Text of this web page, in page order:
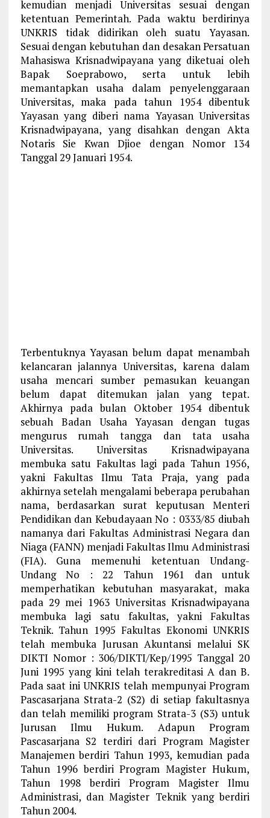
kemudian menjadi Universitas sesuai dengan
ketentuan Pemerintah. Pada waktu berdirinya
UNKRIS tidak didirikan oleh suatu Yayasan.
Sesuai dengan kebutuhan dan desakan Persatuan
Mahasiswa Krisnadwipayana yang diketuai oleh
Bapak Soeprabowo, serta untuk lebih
memantapkan usaha dalam penyelenggaraan
Universitas, maka pada tahun 1954 dibentuk
Yayasan yang diberi nama Yayasan Universitas
Krisnadwipayana, yang disahkan dengan Akta
Notaris Sie Kwan Djioe dengan Nomor 134
Tanggal 29 Januari 1954.
Terbentuknya Yayasan belum dapat menambah
kelancaran jalannya Universitas, karena dalam
usaha mencari sumber pemasukan keuangan
belum dapat ditemukan jalan yang tepat.
Akhirnya pada bulan Oktober 1954 dibentuk
sebuah Badan Usaha Yayasan dengan tugas
mengurus rumah tangga dan tata usaha
Universitas. Universitas Krisnadwipayana
membuka satu Fakultas lagi pada Tahun 1956,
yakni Fakultas Ilmu Tata Praja, yang pada
akhirnya setelah mengalami beberapa perubahan
nama, berdasarkan surat keputusan Menteri
Pendidikan dan Kebudayaan No : 0333/85 diubah
namanya dari Fakultas Administrasi Negara dan
Niaga (FANN) menjadi Fakultas Ilmu Administrasi
(FIA). Guna memenuhi ketentuan Undang-
Undang No : 22 Tahun 1961 dan untuk
memperhatikan kebutuhan masyarakat, maka
pada 29 mei 1963 Universitas Krisnadwipayana
membuka lagi satu fakultas, yakni Fakultas
Teknik. Tahun 1995 Fakultas Ekonomi UNKRIS
telah membuka Jurusan Akuntansi melalui SK
DIKTI Nomor : 306/DIKTI/Kep/1995 Tanggal 20
Juni 1995 yang kini telah terakreditasi A dan B.
Pada saat ini UNKRIS telah mempunyai Program
Pascasarjana Strata-2 (S2) di setiap fakultasnya
dan telah memiliki program Strata-3 (S3) untuk
Jurusan Ilmu Hukum. Adapun Program
Pascasarjana S2 terdiri dari Program Magister
Manajemen berdiri Tahun 1993, kemudian pada
Tahun 1996 berdiri Program Magister Hukum,
Tahun 1998 berdiri Program Magister Ilmu
Administrasi, dan Magister Teknik yang berdiri
Tahun 2004.